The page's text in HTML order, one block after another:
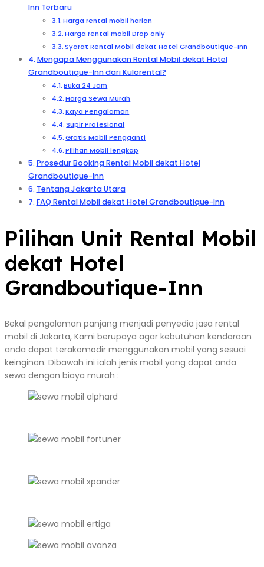
Inn Terbaru
Harga rental mobil harian
Harga rental mobil Drop only
Syarat Rental Mobil dekat Hotel Grandboutique-Inn
Mengapa Menggunakan Rental Mobil dekat Hotel
Grandboutique-Inn dari Kulorental?
Buka 24 Jam
Harga Sewa Murah
Kaya Pengalaman
Supir Profesional
Gratis Mobil Pengganti
Pilihan Mobil lengkap
Prosedur Booking Rental Mobil dekat Hotel
Grandboutique-Inn
Tentang Jakarta Utara
FAQ Rental Mobil dekat Hotel Grandboutique-Inn
Pilihan Unit Rental Mobil
dekat Hotel
Grandboutique-Inn
Bekal pengalaman panjang menjadi penyedia jasa rental
mobil di Jakarta, Kami berupaya agar kebutuhan kendaraan
anda dapat terakomodir menggunakan mobil yang sesuai
keinginan. Dibawah ini ialah jenis mobil yang dapat anda
sewa dengan biaya murah :